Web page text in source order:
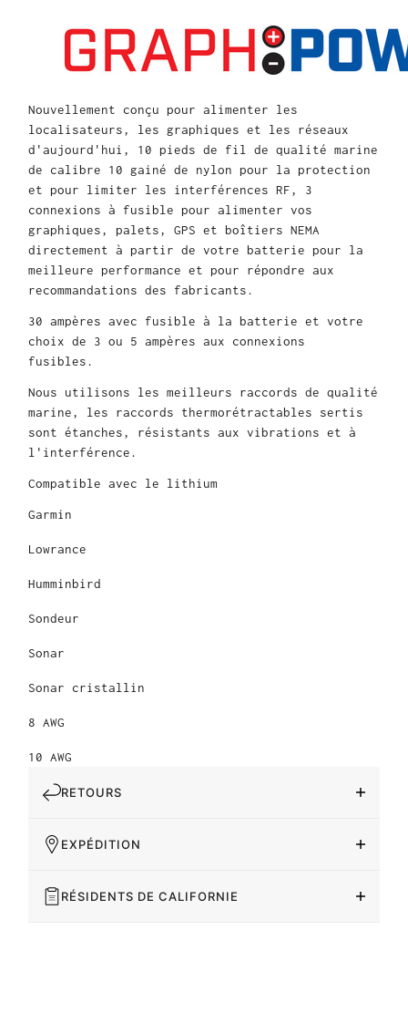
Nouvellement conçu pour alimenter les
localisateurs, les graphiques et les réseaux
d'aujourd'hui, 10 pieds de fil de qualité marine
de calibre 10 gainé de nylon pour la protection
et pour limiter les interférences RF, 3
connexions à fusible pour alimenter vos
graphiques, palets, GPS et boîtiers NEMA
directement à partir de votre batterie pour la
meilleure performance et pour répondre aux
recommandations des fabricants.
30 ampères avec fusible à la batterie et votre
choix de 3 ou 5 ampères aux connexions
fusibles.
Nous utilisons les meilleurs raccords de qualité
marine, les raccords thermorétractables sertis
sont étanches, résistants aux vibrations et à
l'interférence.
Compatible avec le lithium
Garmin
Lowrance
Humminbird
Sondeur
Sonar
Sonar cristallin
8 AWG
10 AWG
RETOURS
EXPÉDITION
RÉSIDENTS DE CALIFORNIE